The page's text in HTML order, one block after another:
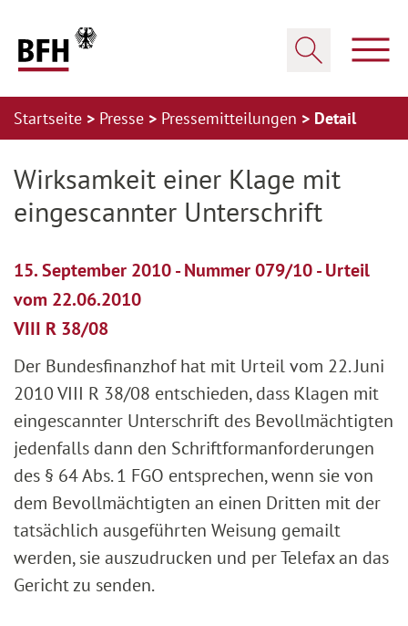
Startseite Presse Pressemitteilungen Detail
Wirksamkeit einer Klage mit
eingescannter Unterschrift
15. September 2010 - Nummer 079/10 - Urteil
vom 22.06.2010
VIII R 38/08
Der Bundesfinanzhof hat mit Urteil vom 22. Juni
2010 VIII R 38/08 entschieden, dass Klagen mit
eingescannter Unterschrift des Bevollmächtigten
jedenfalls dann den Schriftformanforderungen
des § 64 Abs. 1 FGO entsprechen, wenn sie von
dem Bevollmächtigten an einen Dritten mit der
tatsächlich ausgeführten Weisung gemailt
werden, sie auszudrucken und per Telefax an das
Gericht zu senden.